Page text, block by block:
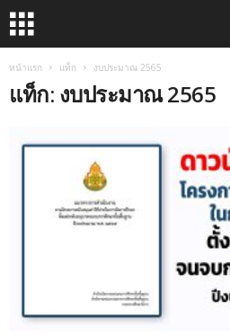
หน้าแรก แท็ก งบประมาณ 2565
แท็ก: งบประมาณ 2565